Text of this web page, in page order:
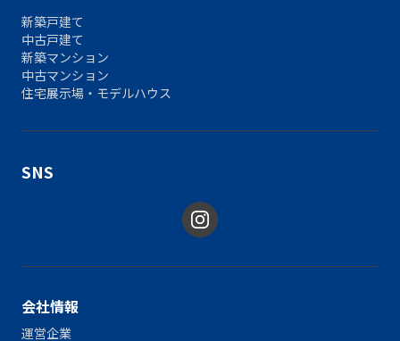
新築戸建て
中古戸建て
新築マンション
中古マンション
住宅展示場・モデルハウス
SNS
会社情報
運営企業